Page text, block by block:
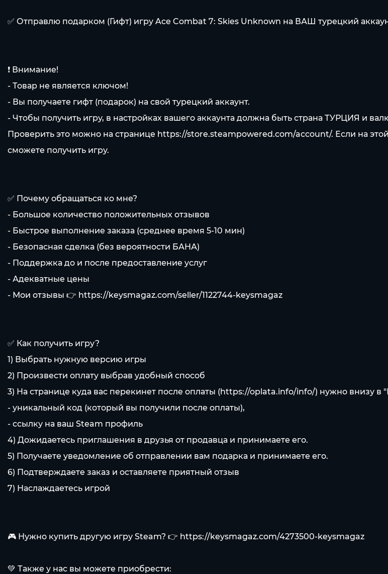
✅ Отправлю подарком (Гифт) игру Ace Combat 7: Skies Unknown на ВАШ турецкий
❗️ Внимание!
- Товар не является ключом!
- Вы получаете гифт (подарок) на свой турецкий аккаунт.
- Чтобы получить игру, в настройках вашего аккаунта должна быть страна ТУРЦИЯ и
Проверить это можно на странице https://store.steampowered.com/account/. Если на
сможете получить игру.
✅ Почему обращаться ко мне?
- Большое количество положительных отзывов
- Быстрое выполнение заказа (среднее время 5-10 мин)
- Безопасная сделка (без вероятности БАНА)
- Поддержка до и после предоставление услуг
- Адекватные цены
- Мои отзывы 👉 https://keysmagaz.com/seller/1122744-keysmagaz
✅ Как получить игру?
1) Выбрать нужную версию игры
2) Произвести оплату выбрав удобный способ
3) На странице куда вас перекинет после оплаты (https://oplata.info/info/) нужно внизу
- уникальный код (который вы получили после оплаты),
- ссылку на ваш Steam профиль
4) Дожидаетесь приглашения в друзья от продавца и принимаете его.
5) Получаете уведомление об отправлении вам подарка и принимаете его.
6) Подтверждаете заказ и оставляете приятный отзыв
7) Наслаждаетесь игрой
🎮 Нужно купить другую игру Steam? 👉 https://keysmagaz.com/4273500-keysmagaz
💚 Также у нас вы можете приобрести: